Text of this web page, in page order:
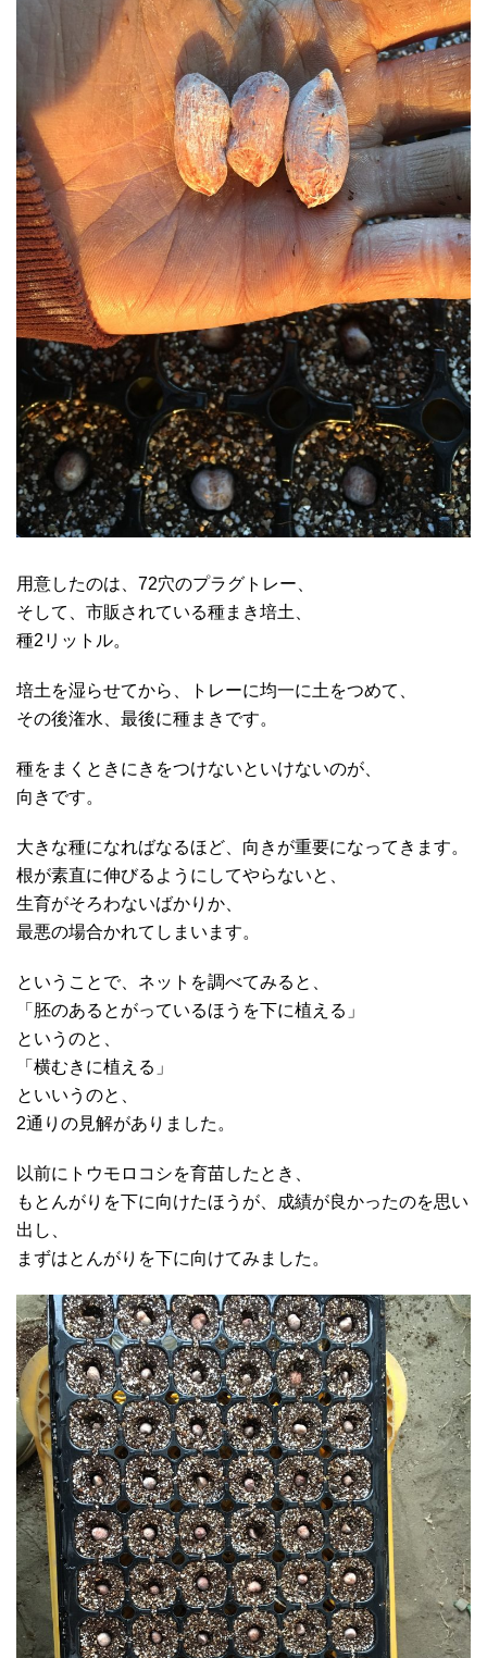
用意したのは、72穴のプラグトレー、
そして、市販されている種まき培土、
種2リットル。
培土を湿らせてから、トレーに均一に土をつめて、
その後潅水、最後に種まきです。
種をまくときにきをつけないといけないのが、
向きです。
大きな種になればなるほど、向きが重要になってきます。
根が素直に伸びるようにしてやらないと、
生育がそろわないばかりか、
最悪の場合かれてしまいます。
ということで、ネットを調べてみると、
「胚のあるとがっているほうを下に植える」
というのと、
「横むきに植える」
といいうのと、
2通りの見解がありました。
以前にトウモロコシを育苗したとき、
もとんがりを下に向けたほうが、成績が良かったのを思い
出し、
まずはとんがりを下に向けてみました。